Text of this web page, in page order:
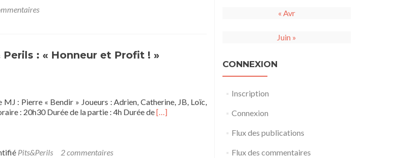
sur(One
d’Esteren:
Loch
: « Honneur et Profit ! »
: Pierre « Bendir » Joueurs : Adrien, Catherine, JB, Loïc,
: 20h30 Durée de la partie : 4h Durée deEn
[…]
Pits&Perils 2 commentaires
« Avr
Juin »
CONNEXION
Inscription
Connexion
Flux des publications
Flux des commentaires